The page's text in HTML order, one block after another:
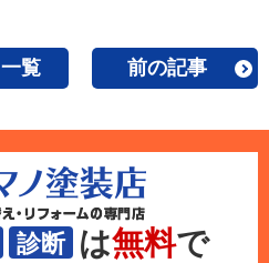
一覧 前の記事
診断 は無料で